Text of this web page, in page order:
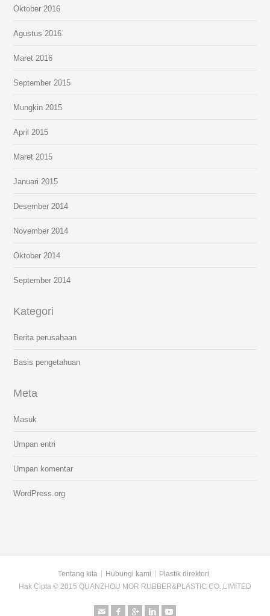
Oktober 2016
Agustus 2016
Maret 2016
September 2015
Mungkin 2015
April 2015
Maret 2015
Januari 2015
Desember 2014
November 2014
Oktober 2014
September 2014
Kategori
Berita perusahaan
Basis pengetahuan
Meta
Masuk
Umpan entri
Umpan komentar
WordPress.org
Tentang kita Hubungi kami
Plastik direktori
Hak Cipta © 2015 QUANZHOU MOR RUBBER&PLASTIC CO.,LIMITED